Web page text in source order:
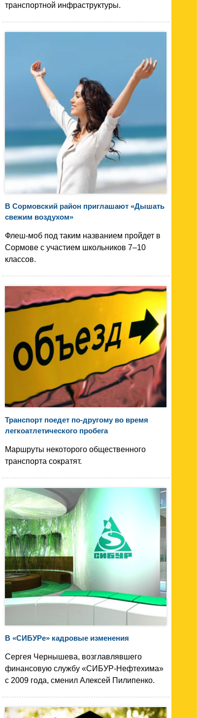
транспортной инфраструктуры.
В Сормовский район приглашают «Дышать
свежим воздухом»
Флеш-моб под таким названием пройдет в
Сормове с участием школьников 7–10
классов.
Транспорт поедет по-другому во время
легкоатлетического пробега
Маршруты некоторого общественного
транспорта сократят.
В «СИБУРе» кадровые изменения
Сергея Чернышева, возглавлявшего
финансовую службу «СИБУР-Нефтехима»
с 2009 года, сменил Алексей Пилипенко.